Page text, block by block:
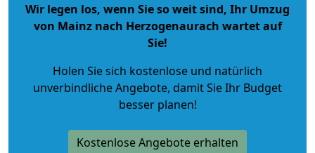
Wir legen los, wenn Sie so weit sind, Ihr Umzug
von Mainz nach Herzogenaurach wartet auf
Sie!
Holen Sie sich kostenlose und natürlich
unverbindliche Angebote, damit Sie Ihr Budget
besser planen!
Kostenlose Angebote erhalten